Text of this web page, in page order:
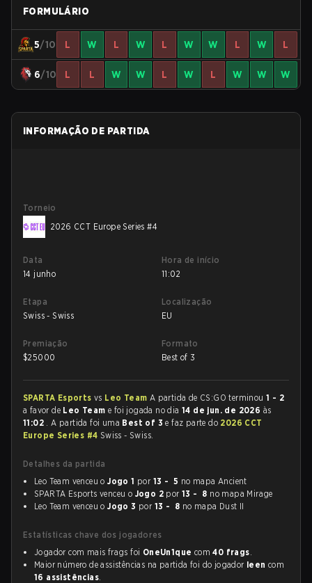
FORMULÁRIO
5/10 L W L W L W W L W L
6/10 L L W W L W L W W W
INFORMAÇÃO DE PARTIDA
Torneio
2026 CCT Europe Series #4
Data
14 junho
Hora de início
11:02
Etapa
Swiss - Swiss
Localização
EU
Premiação
$25000
Formato
Best of 3
SPARTA Esports vs Leo Team A partida de CS:GO terminou1 - 2
a favor de Leo Teame foi jogada no dia14 de jun. de 2026 às
11:02 . A partida foi uma Best of 3e faz parte do 2026 CCT
Europe Series #4 Swiss - Swiss.
Detalhes da partida
Leo Team venceu oJogo 1 por 13 - 5 no mapa Ancient
SPARTA Esports venceu o Jogo 2 por13 - 8 no mapa Mirage
Leo Team venceu oJogo 3 por 13 - 8 no mapa Dust II
Estatísticas chave dos jogadores
Jogador com mais frags foi OneUn1que com40 frags.
Maior número de assistências na partida foi do jogador leen com
16 assistências.